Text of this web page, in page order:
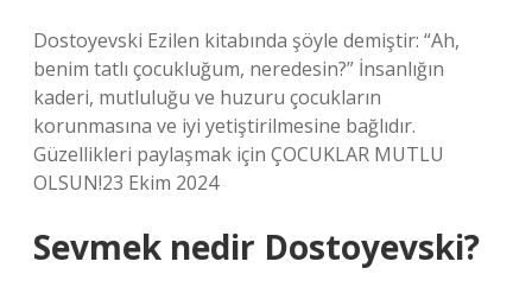
Dostoyevski Ezilen kitabında şöyle demiştir: “Ah,
benim tatlı çocukluğum, neredesin?” İnsanlığın
kaderi, mutluluğu ve huzuru çocukların
korunmasına ve iyi yetiştirilmesine bağlıdır.
Güzellikleri paylaşmak için ÇOCUKLAR MUTLU
OLSUN!23 Ekim 2024
Sevmek nedir Dostoyevski?